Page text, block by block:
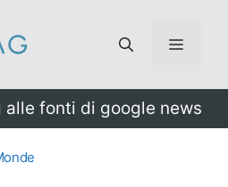
Menu
fonti di google news